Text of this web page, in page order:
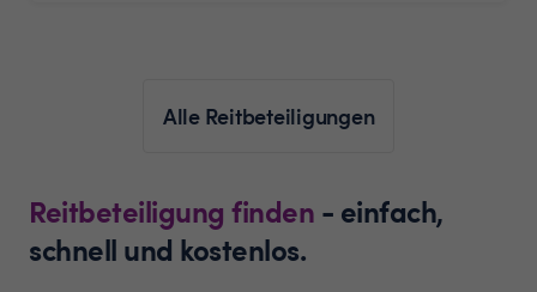
Alle Reitbeteiligungen
Reitbeteiligung finden - einfach,
schnell und kostenlos.